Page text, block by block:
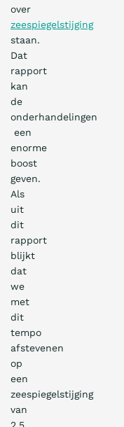
over
zeespiegelstijging
staan.
Dat
rapport
kan
de
onderhandelingen
een
enorme
boost
geven.
Als
uit
dit
rapport
blijkt
dat
we
met
dit
tempo
afstevenen
op
een
zeespiegelstijging
van